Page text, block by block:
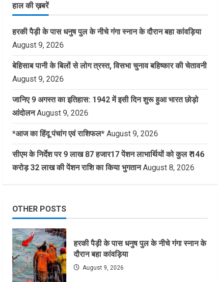
हाल की ख़बरें
हरकी पैड़ी के पास धनुष पुल के नीचे गंगा स्नान के दौरान बहा कांवड़िया
August 9, 2026
बेहिसाब पानी के बिलों से लोग त्रस्त, विसभा चुनाव बहिष्कार की चेतावनी
August 9, 2026
जानिए 9 अगस्त का इतिहास: 1942 में इसी दिन शुरू हुआ भारत छोड़ो
आंदोलन August 9, 2026
*आज का हिंदू पंचांग एवं राशिफल* August 9, 2026
सीएम के निर्देश पर 9 लाख 87 हजार17 पेंशन लाभार्थियों को कुल ₹ 146
करोड़ 32 लाख की पेंशन राशि का किया भुगतान August 8, 2026
OTHER POSTS
हरकी पैड़ी के पास धनुष पुल के नीचे गंगा स्नान के
दौरान बहा कांवड़िया
August 9, 2026